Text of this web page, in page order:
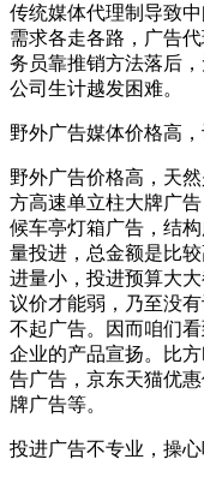
传统媒体代理制导致
需求各走各路，广告
务员靠推销方法落后
公司生计越发困难。
野外广告媒体价格高
野外广告价格高，天
方高速单立柱大牌广
候车亭灯箱广告，结
量投进，总金额是比
进量小，投进预算大
议价才能弱，乃至没
不起广告。因而咱们
企业的产品宣扬。比
告广告，京东天猫优
牌广告等。
投进广告不专业，操